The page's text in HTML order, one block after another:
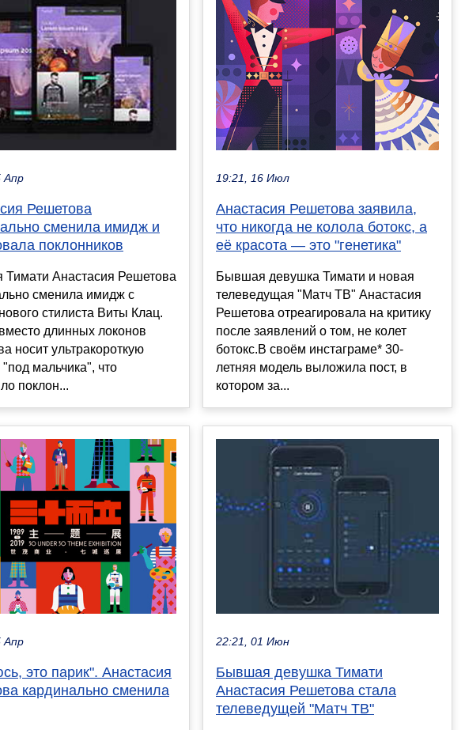
Апр
Решетова
сменила имидж и
поклонников
Анастасия Решетова
сменила имидж с
стилиста Виты Клац.
длинных локонов
носит ультракороткую
"под мальчика", что
поклон...
Апр
это парик". Анастасия
кардинально сменила
19:21, 16 Июл
Анастасия Решетова заявила,
что никогда не колола ботокс, а
её красота — это "генетика"
Бывшая девушка Тимати и новая
телеведущая "Матч ТВ" Анастасия
Решетова отреагировала на критику
после заявлений о том, не колет
ботокс.В своём инстаграме* 30-
летняя модель выложила пост, в
котором за...
22:21, 01 Июн
Бывшая девушка Тимати
Анастасия Решетова стала
телеведущей "Матч ТВ"